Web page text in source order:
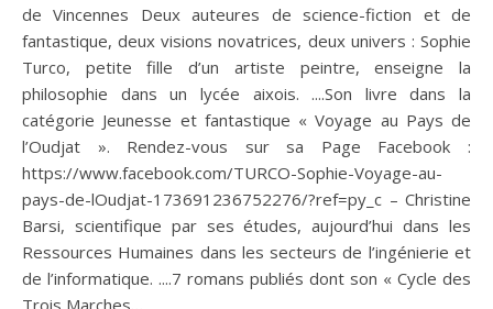
de Vincennes Deux auteures de science-fiction et de
fantastique, deux visions novatrices, deux univers : Sophie
Turco, petite fille d’un artiste peintre, enseigne la
philosophie dans un lycée aixois. ....Son livre dans la
catégorie Jeunesse et fantastique « Voyage au Pays de
l’Oudjat ». Rendez-vous sur sa Page Facebook :
https://www.facebook.com/TURCO-Sophie-Voyage-au-
pays-de-lOudjat-173691236752276/?ref=py_c – Christine
Barsi, scientifique par ses études, aujourd’hui dans les
Ressources Humaines dans les secteurs de l’ingénierie et
de l’informatique. ....7 romans publiés dont son « Cycle des
Trois Marches…